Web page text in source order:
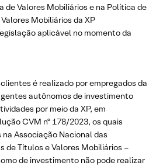
de Valores Mobiliários e na Política de
Mobiliários da XP
aplicável no momento da
é realizado por empregados da
autônomos de investimento
por meio da XP, em
CVM nº 178/2023, os quais
Associação Nacional das
de Títulos e Valores Mobiliários –
de investimento não pode realizar